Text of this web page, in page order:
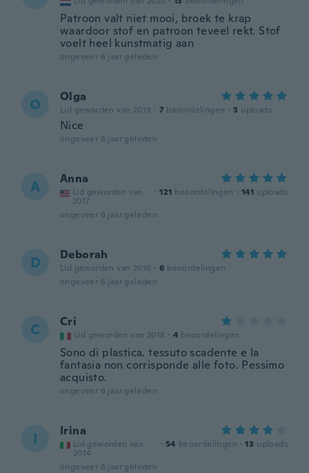
Patroon valt niet mooi, broek te krap
waardoor stof en patroon teveel rekt. Stof
voelt heel kunstmatig aan
ongeveer 6 jaar geleden
O Olga
Lid geworden van 2019 · 7 beoordelingen · 3 uploads
Nice
ongeveer 6 jaar geleden
A Anna
Lid geworden van
2017
· 121 beoordelingen · 141 uploads
ongeveer 6 jaar geleden
D Deborah
Lid geworden van 2016 · 6 beoordelingen
ongeveer 6 jaar geleden
C Cri
Lid geworden van 2018 · 4 beoordelingen
Sono di plastica. tessuto scadente e la
fantasia non corrisponde alle foto. Pessimo
acquisto.
ongeveer 6 jaar geleden
I Irina
Lid geworden van
2014
· 54 beoordelingen · 13 uploads
ongeveer 6 jaar geleden